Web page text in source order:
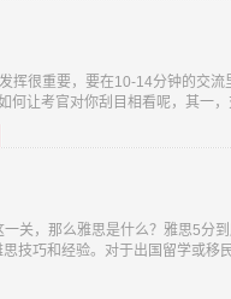
重要，要在10-14分钟的交流
何让考官对你刮目相看呢，其一
关，那么雅思是什么？雅思5分
技巧和经验。对于出国留学或移